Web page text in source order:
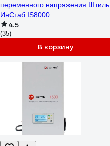
переменного напряжения Штиль
ИнСтаб IS8000
4.5
(35)
В корзину